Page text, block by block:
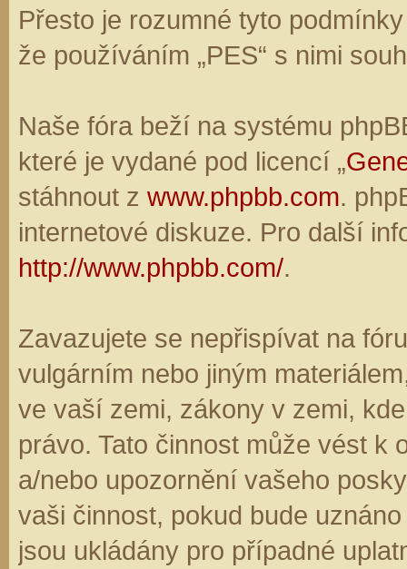
Přesto je rozumné tyto
že používáním „PES“ s nimi
Naše fóra beží na systému
které je vydané pod licencí „
stáhnout z www.phpbb.com.
internetové diskuze. Pro další
http://www.phpbb.com/.
Zavazujete se nepřispívat na
vulgárním nebo jiným
ve vaší zemi, zákony v zemi,
právo. Tato činnost může vést k
a/nebo upozornění vašeho
vaši činnost, pokud bude
jsou ukládány pro případné